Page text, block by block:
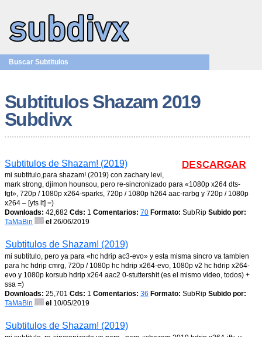
Buscar Subtitulos
Subtitulos Shazam 2019
Subdivx
Subtitulos de Shazam! (2019)
mi subtitulo,para shazam! (2019) con zachary levi,
mark strong, djimon hounsou, pero re-sincronizado para «1080p x264 dts-
fgt», 720p / 1080p x264-sparks, 720p / 1080p h264 aac-rarbg y 720p / 1080p
x264 – [yts lt] =)
Downloads: 42,682 Cds: 1 Comentarios: 70 Formato: SubRip Subido por:
TaMaBin
el 26/06/2019
Subtitulos de Shazam! (2019)
mi subtitulo, pero ya para «hc hdrip ac3-evo» y esta misma sincro va tambien
para hc hdrip cmrg, 720p / 1080p hc hdrip x264-evo, 1080p v2 hc hdrip x264-
evo y 1080p korsub hdrip x264 aac2 0-stuttershit (es el mismo video, todos) +
ssa =)
Downloads: 25,701 Cds: 1 Comentarios: 36 Formato: SubRip Subido por:
TaMaBin
el 10/05/2019
Subtitulos de Shazam! (2019)